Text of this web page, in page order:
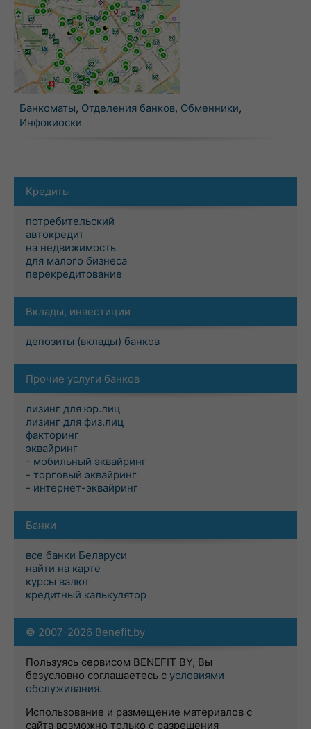
Банкоматы, Отделения банков, Обменники,
Инфокиоски
Кредиты
потребительский
автокредит
на недвижимость
для малого бизнеса
перекредитование
Вклады, инвестиции
депозиты (вклады) банков
Прочие услуги банков
лизинг для юр.лиц
лизинг для физ.лиц
факторинг
эквайринг
- мобильный эквайринг
- торговый эквайринг
- интернет-эквайринг
Банки
все банки Беларуси
найти на карте
курсы валют
кредитный калькулятор
© 2007-2026 Benefit.by
Пользуясь сервисом BENEFIT BY, Вы
безусловно соглашаетесь с условиями
обслуживания.
Использование и размещение материалов с
сайта возможно только с разрешения